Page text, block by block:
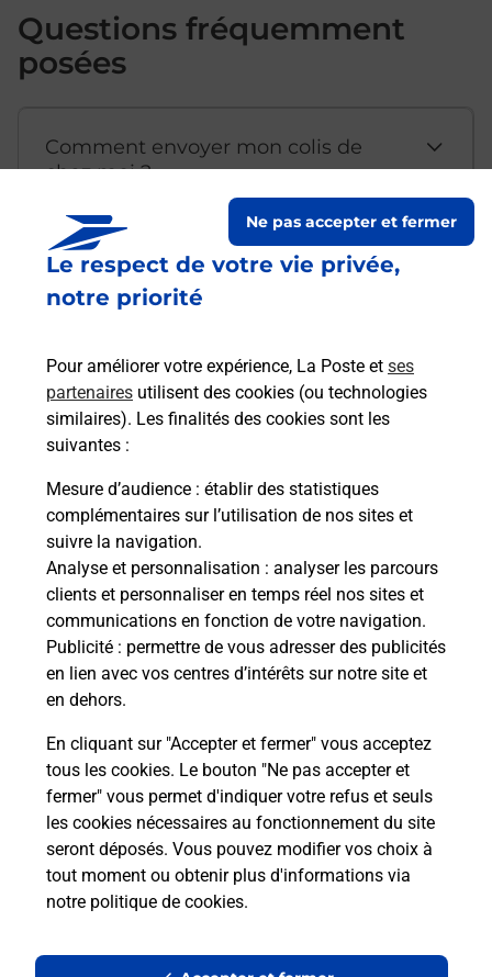
Le respect de votre vie privée,
notre priorité
Pour améliorer votre expérience, La Poste et ses
partenaires utilisent des cookies (ou technologies
similaires). Les finalités des cookies sont les
suivantes :
Mesure d’audience : établir des statistiques
complémentaires sur l’utilisation de nos sites et
suivre la navigation.
Analyse et personnalisation : analyser les parcours
clients et personnaliser en temps réel nos sites et
communications en fonction de votre navigation.
Publicité : permettre de vous adresser des publicités
en lien avec vos centres d’intérêts sur notre site et
en dehors.
En cliquant sur "Accepter et fermer" vous acceptez
tous les cookies. Le bouton "Ne pas accepter et
fermer" vous permet d'indiquer votre refus et seuls
les cookies nécessaires au fonctionnement du site
seront déposés. Vous pouvez modifier vos choix à
tout moment ou obtenir plus d'informations via
notre politique de cookies.
Ne pas accepter et fermer
Questions fréquemment
posées
Comment envoyer mon colis de
chez moi ?
Est-il possible d’acheter un
emballage directement depuis un
bureau de Poste ?
Comment demander une
modification de livraison ?
Comment La Poste participe-t-elle
à votre sécurité au quotidien ?
Puis-je passer mon code de la route
avec La Poste et sous quelles
conditions ?
Localiser Liste
Meurthe-et-Moselle
MONCEL LES LUNEVILLE